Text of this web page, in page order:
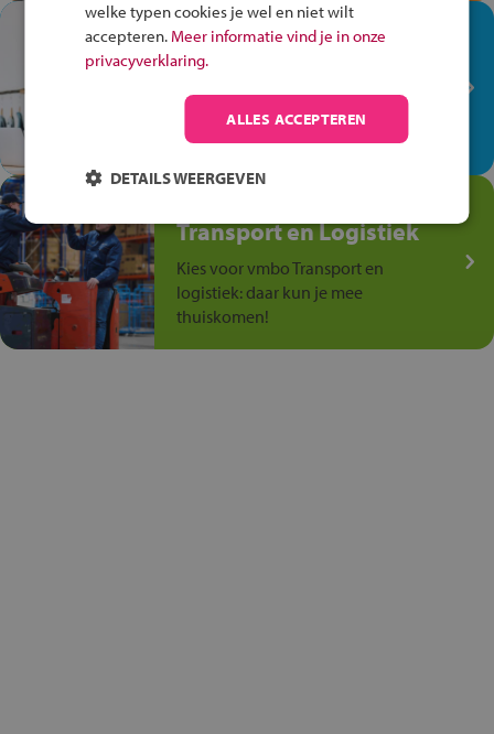
In de winkel ben je op je
plek!
Ontdek via het vmbo jouw talent
op de winkelvloer, waar elke dag
anders is!
Transport en Logistiek
Kies voor vmbo Transport en
logistiek: daar kun je mee
thuiskomen!
welke typen cookies je wel en niet wilt
accepteren. Meer informatie vind je in onze
privacyverklaring.
ALLES ACCEPTEREN
DETAILS WEERGEVEN